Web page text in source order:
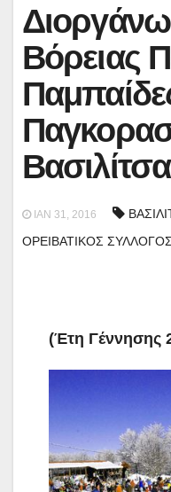
Βόρειας
ΙΑΝ 31, 2016
ΟΡΕΙΒΑΤΙΚΟΣ ΣΥΛΛΟΓΟΣ
(Έτη Γέννησης